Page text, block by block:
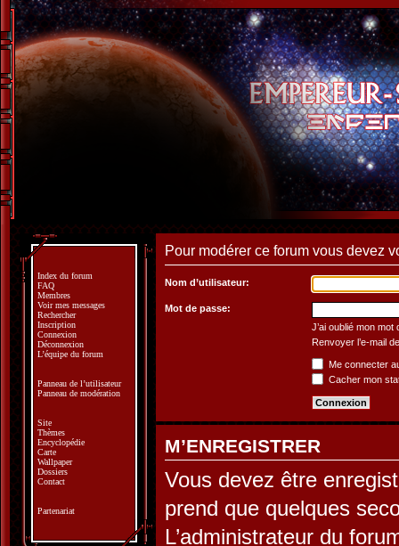
Pour modérer ce forum vous devez
Nom d’utilisateur:
Mot de passe:
J’ai oublié mon mot
Renvoyer l’e-mail
Me connecter
Cacher mon
M’ENREGISTRER
Vous devez être
prend que quelques
L’administrateur du
Index du forum
FAQ
Membres
Voir mes messages
Rechercher
Inscription
Connexion
Déconnexion
L’équipe du forum
Panneau de l’utilisateur
Panneau de modération
Site
Thèmes
Encyclopédie
Carte
Wallpaper
Dossiers
Contact
Partenariat